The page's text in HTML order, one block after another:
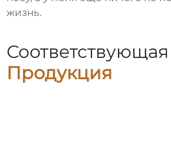
жизнь.
Соответствующая
Продукция